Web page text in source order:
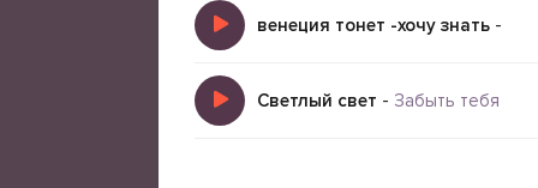
венеция тонет -хочу знать -
Светлый свет - Забыть тебя